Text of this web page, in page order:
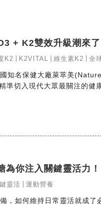
+ K2雙效升級潮來了
K2 K2VITAL 維生素K2 全
知名保健大廠萊萃美
準切入現代大眾最關注的健
為你注入關鍵靈活力！
靈活 運動營養
，如何維持日常靈活就成了